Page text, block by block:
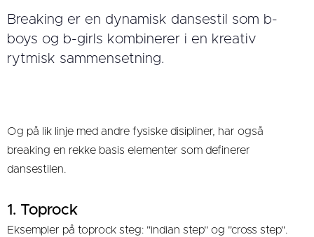
Breaking er en dynamisk dansestil som b-
boys og b-girls kombinerer i en kreativ
rytmisk sammensetning.
Og på lik linje med andre fysiske disipliner, har også
breaking en rekke basis elementer som definerer
dansestilen.
1. Toprock
Eksempler på toprock steg: "indian step" og "cross step".